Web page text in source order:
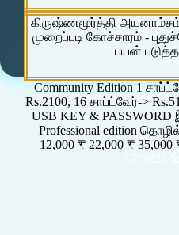
கிருஷ்ணமூர்த்தி அயனாம்சம்
முறைப்படி கோச்சாரம் -
பயன்
Community Edition 1
Rs.2100, 16 சாப்ட்வேர்->
USB KEY &
Professional edition
12,000 ₹ 22,000 ₹